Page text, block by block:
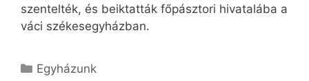
szentelték, és beiktatták főpásztori hivatalába a
váci székesegyházban.
Kategória
Egyházunk